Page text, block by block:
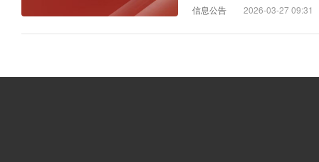
信息公告 2026-03-27 09:31